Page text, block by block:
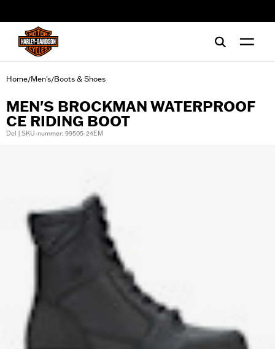
Home/Men's/Boots & Shoes
MEN'S BROCKMAN WATERPROOF
CE RIDING BOOT
Del | SKU-nummer: 99505-24EM